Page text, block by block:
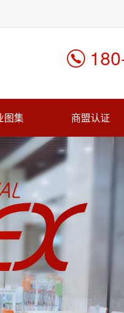
图集 商盟认证